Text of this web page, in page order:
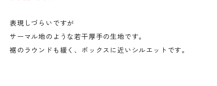
表現しづらいですが
サーマル地のような若干厚手の生地です。
裾のラウンドも緩く、ボックスに近いシルエットです。